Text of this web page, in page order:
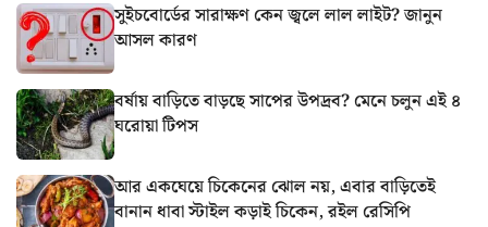
সুইচবোর্ডের সারাক্ষণ কেন জ্বলে লাল লাইট? জানুন
আসল কারণ
বর্ষায় বাড়িতে বাড়ছে সাপের উপদ্রব? মেনে চলুন এই ৪
ঘরোয়া টিপস
আর একঘেয়ে চিকেনের ঝোল নয়, এবার বাড়িতেই
বানান ধাবা স্টাইল কড়াই চিকেন, রইল রেসিপি